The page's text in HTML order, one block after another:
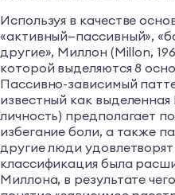
Используя в качестве
«активный—пассивный»,
другие», Миллон (Millon,
которой выделяются 8
Пассивно-зависимый
известный как
личность) предполагает
избегание боли, а также
другие люди
классификация была
Миллона, в результате